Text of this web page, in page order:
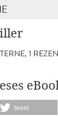
1
tweet